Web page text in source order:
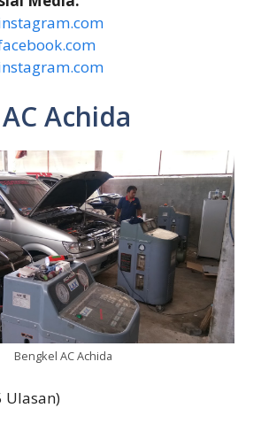
Achida
Bengkel AC Achida
Ulasan)